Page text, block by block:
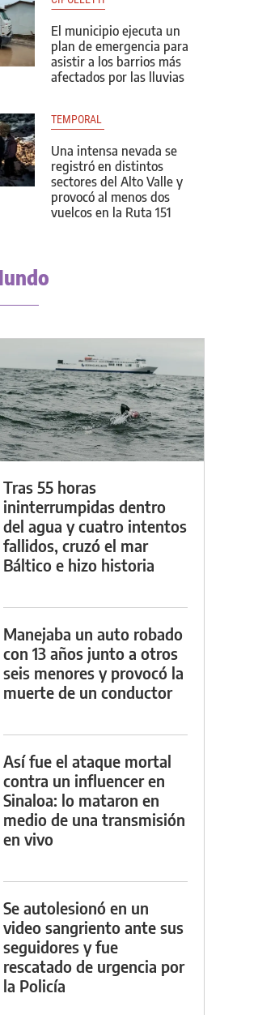
El municipio ejecuta un
plan de emergencia para
asistir a los barrios más
afectados por las lluvias
TEMPORAL
Una intensa nevada se
registró en distintos
sectores del Alto Valle y
provocó al menos dos
vuelcos en la Ruta 151
Tras 55 horas
ininterrumpidas dentro
del agua y cuatro intentos
fallidos, cruzó el mar
Báltico e hizo historia
Manejaba un auto robado
con 13 años junto a otros
seis menores y provocó la
muerte de un conductor
Así fue el ataque mortal
contra un influencer en
Sinaloa: lo mataron en
medio de una transmisión
en vivo
Se autolesionó en un
video sangriento ante sus
seguidores y fue
rescatado de urgencia por
la Policía